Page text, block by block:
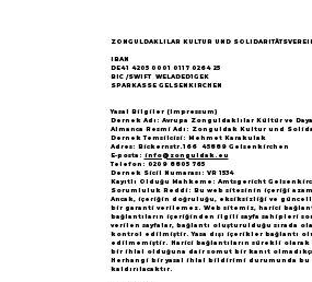
büyük yankı
ZONGULDAKLILAR KULTUR UND
IBAN
DE41 4205 0001 0117 0264 25
BIC /SWIFT WELADED1GEK
SPARKASSE GELSENKIRCHEN
Yasal Bilgiler (Impressum)
Dernek Adı: Avrupa Zonguldaklılar Kültür ve
Almanca Resmi Adı: Zonguldak Kultur und
Dernek Temsilcisi: Mehmet Karakulak
Adres: Bickernstr.166 45889 Gelsenkirchen
E-posta: info@zonguldak.eu
Telefon: 0209 8805 765
Dernek Sicil Numarası: VR 1534
Kayıtlı Olduğu Mahkeme: Amtsgericht
Sorumluluk Reddi: Bu web sitesinin içeriği
Ancak, içeriğin doğruluğu, eksiksizliği ve
bir garanti verilemez. Web sitemiz, harici
bağlantıların içeriğinden ilgili sayfa sahipleri
verilen sayfalar, bağlantı oluşturulduğu sırada
kontrol edilmiştir. Yasa dışı içerikler bağlantı
edilmemiştir. Harici bağlantıların sürekli olarak
bir ihlal olduğuna dair somut bir kanıt
Herhangi bir yasal ihlal bildirimi durumunda bu
kaldırılacaktır.